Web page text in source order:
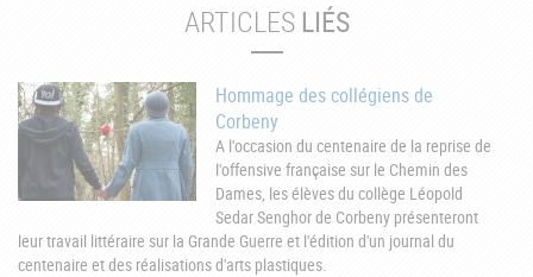
ARTICLES LIÉS
Hommage des collégiens de
Corbeny
A l'occasion du centenaire de la reprise de
l'offensive française sur le Chemin des
Dames, les élèves du collège Léopold
Sedar Senghor de Corbeny présenteront
leur travail littéraire sur la Grande Guerre et l'édition d'un journal du
centenaire et des réalisations d'arts plastiques.